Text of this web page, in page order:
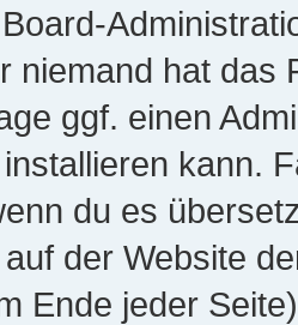
niemand hat das
ggf. einen
kann.
du es
der Website
Ende jeder